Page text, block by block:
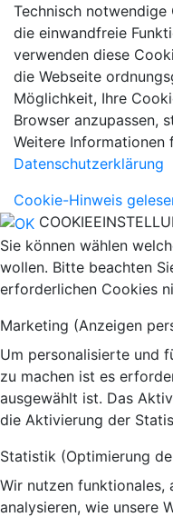
Technisch
die einwandfreie
verwenden diese
die Webseite
Möglichkeit, Ihre
Browser anzupassen,
Weitere Informationen
Datenschutzerklärung
Cookie-Hinweis
Sie können wählen
wollen. Bitte beachten
erforderlichen Cookies
Marketing (Anzeigen
Um personalisierte und
zu machen ist es
ausgewählt ist. Das
die Aktivierung der
Statistik (Optimierung
Wir nutzen funktionales,
analysieren, wie unsere